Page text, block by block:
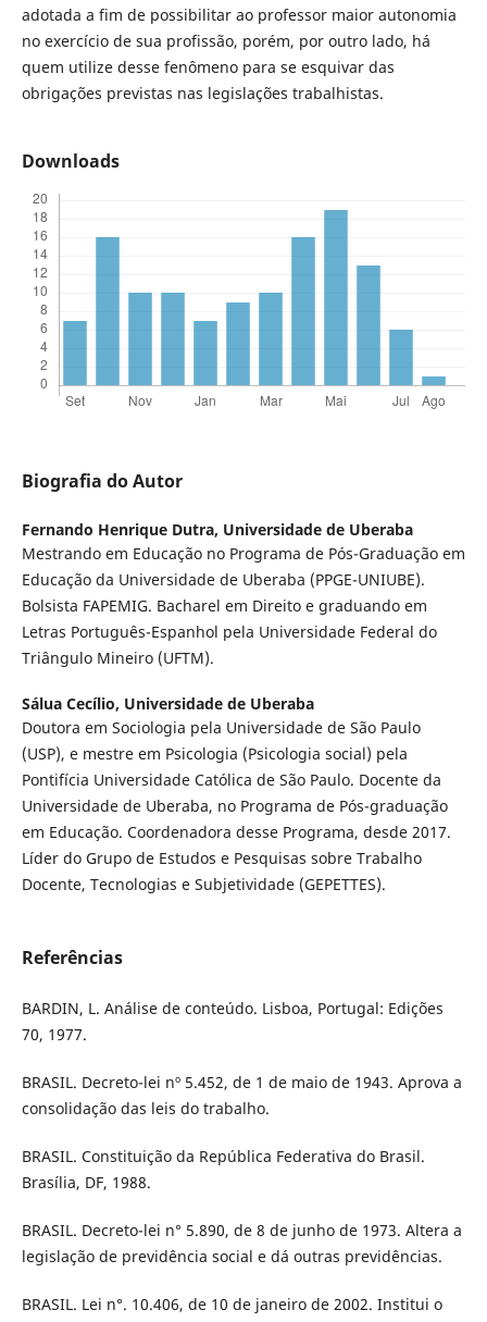
adotada a fim de possibilitar ao professor maior autonomia
no exercício de sua profissão, porém, por outro lado, há
quem utilize desse fenômeno para se esquivar das
obrigações previstas nas legislações trabalhistas.
Downloads
Biografia do Autor
Fernando Henrique Dutra, Universidade de Uberaba
Mestrando em Educação no Programa de Pós-Graduação em
Educação da Universidade de Uberaba (PPGE-UNIUBE).
Bolsista FAPEMIG. Bacharel em Direito e graduando em
Letras Português-Espanhol pela Universidade Federal do
Triângulo Mineiro (UFTM).
Sálua Cecílio, Universidade de Uberaba
Doutora em Sociologia pela Universidade de São Paulo
(USP), e mestre em Psicologia (Psicologia social) pela
Pontifícia Universidade Católica de São Paulo. Docente da
Universidade de Uberaba, no Programa de Pós-graduação
em Educação. Coordenadora desse Programa, desde 2017.
Líder do Grupo de Estudos e Pesquisas sobre Trabalho
Docente, Tecnologias e Subjetividade (GEPETTES).
Referências
BARDIN, L. Análise de conteúdo. Lisboa, Portugal: Edições
70, 1977.
BRASIL. Decreto-lei nº 5.452, de 1 de maio de 1943. Aprova a
consolidação das leis do trabalho.
BRASIL. Constituição da República Federativa do Brasil.
Brasília, DF, 1988.
BRASIL. Decreto-lei n° 5.890, de 8 de junho de 1973. Altera a
legislação de previdência social e dá outras previdências.
BRASIL. Lei n°. 10.406, de 10 de janeiro de 2002. Institui o